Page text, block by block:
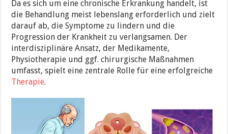
Da es sich um eine chronische Erkrankung handelt, ist
die Behandlung meist lebenslang erforderlich und zielt
darauf ab, die Symptome zu lindern und die
Progression der Krankheit zu verlangsamen. Der
interdisziplinäre Ansatz, der Medikamente,
Physiotherapie und ggf. chirurgische Maßnahmen
umfasst, spielt eine zentrale Rolle für eine erfolgreiche
Therapie.